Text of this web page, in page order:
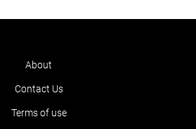
About
Contact Us
Terms of use